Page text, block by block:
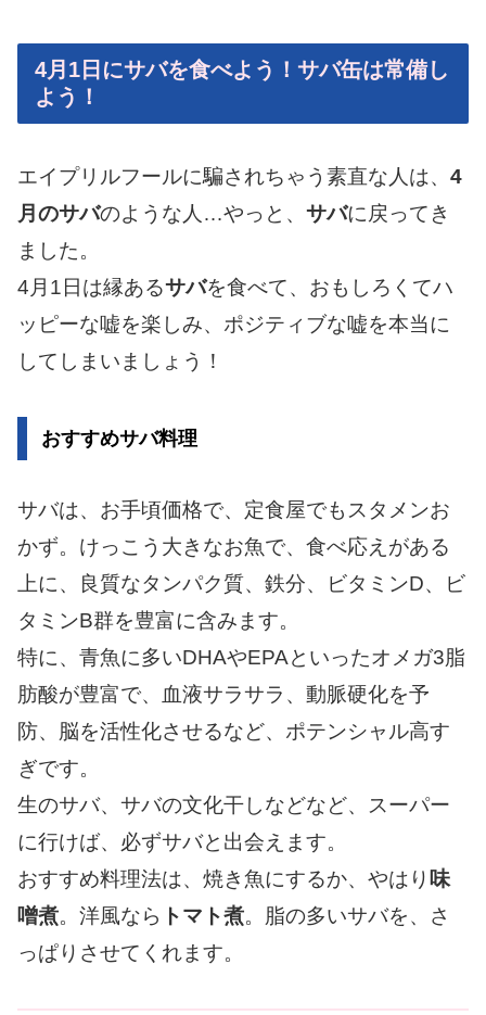
4月1日にサバを食べよう！サバ缶は常備し
よう！
エイプリルフールに騙されちゃう素直な人は、 4
月のサバのような人…やっと、 サバに戻ってき
ました。
4月1日は縁あるサバを食べて、おもしろくてハ
ッピーな嘘を楽しみ、ポジティブな嘘を本当に
してしまいましょう！
おすすめサバ料理
サバは、お手頃価格で、定食屋でもスタメンお
かず。けっこう大きなお魚で、食べ応えがある
上に、良質なタンパク質、鉄分、ビタミンD、ビ
タミンB群を豊富に含みます。
特に、青魚に多いDHAやEPAといったオメガ3脂
肪酸が豊富で、血液サラサラ、動脈硬化を予
防、脳を活性化させるなど、ポテンシャル高す
ぎです。
生のサバ、サバの文化干しなどなど、スーパー
に行けば、必ずサバと出会えます。
おすすめ料理法は、焼き魚にするか、やはり味
噌煮。洋風なら トマト煮。脂の多いサバを、さ
っぱりさせてくれます。